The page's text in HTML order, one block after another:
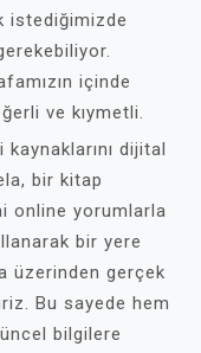
istediğimizde
içinde
ve kıymetli.
dijital
bir kitap
online yorumlarla
bir yere
üzerinden gerçek
Bu sayede hem
bilgilere